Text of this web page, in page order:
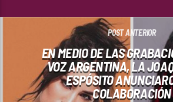
POST ANTERIOR
EN MEDIO DE LAS
VOZ ARGENTINA, LA
ESPÓSITO
COLABORACIÓN